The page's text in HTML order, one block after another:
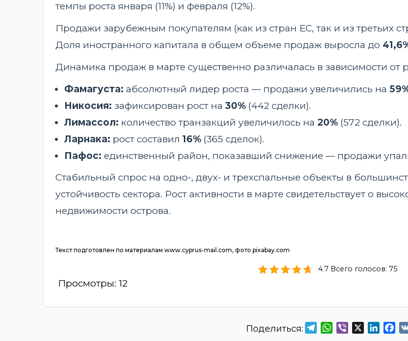
темпы роста января (11%) и февраля (12%).
Продажи зарубежным покупателям (как из стран ЕС, так и из третьих
Доля иностранного капитала в общем объеме продаж выросла до
Динамика продаж в марте существенно различалась в зависимости от
Фамагуста: абсолютный лидер роста — продажи увеличились на
Никосия: зафиксирован рост на 30% (442 сделки).
Лимассол: количество транзакций увеличилось на 20% (572 сделки).
Ларнака: рост составил 16% (365 сделок).
Пафос: единственный район, показавший снижение — продажи
Стабильный спрос на одно-, двух- и трехспальные объекты в
устойчивость сектора. Рост активности в марте свидетельствует о
недвижимости острова.
Текст подготовлен по материалам www.cyprus-mail.com, фото pixabay.com
4.7 Всего голосов: 75
Просмотры: 12
TelegramWhatsApp
Viber